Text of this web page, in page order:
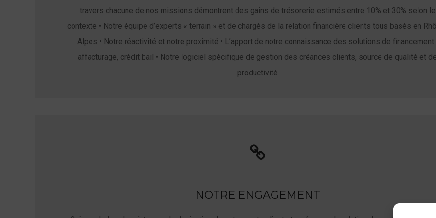
travers chacune de nos missions démontrent des gains de trésorerie estimés entre 10% et 30% selon le
contexte • Notre équipe d’experts « terrain » et de chargés de la relation financière clients tous basés en
Alpes • Notre réactivité et notre proximité • L’apport de notre connaissance des solutions de financement
affacturage, crédit bail • Notre logiciel spécifique de gestion des créances clients, source de qualité et de
productivité
NOTRE ENGAGEMENT